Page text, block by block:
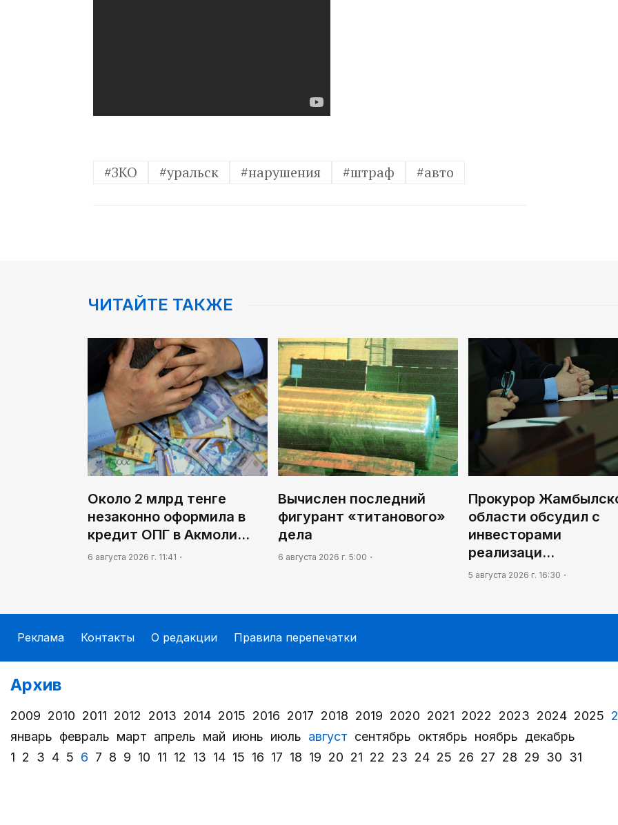
#ЗКО #уральск #нарушения #штраф #авто
ЧИТАЙТЕ ТАКЖЕ
Около 2 млрд тенге
незаконно оформила в
кредит ОПГ в Акмоли…
6 августа 2026 г. 11:41
Вычислен последний
фигурант «титанового»
дела
6 августа 2026 г. 5:00
Прокурор
области обсудил с
инвесторами
реализаци…
5 августа 2026 г. 16:30
Реклама Контакты О редакции Правила перепечатки
Архив
2009 2010 2011 2012 2013 2014 2015 2016 2017 2018 2019 2020 2021 2022 2023 2024 2025
январь февраль март апрель май июнь июль август сентябрь октябрь ноябрь декабрь
1 2 3 4 5 6 7 8 9 10 11 12 13 14 15 16 17 18 19 20 21 22 23 24 25 26 27 28 29 30 31